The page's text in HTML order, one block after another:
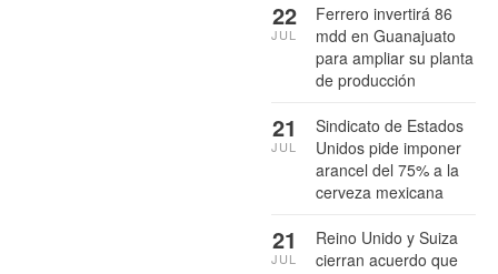
Ferrero invertirá 86
mdd en Guanajuato
para ampliar su planta
de producción
22
JUL
Sindicato de Estados
Unidos pide imponer
arancel del 75% a la
cerveza mexicana
21
JUL
Reino Unido y Suiza
cierran acuerdo que
21
JUL